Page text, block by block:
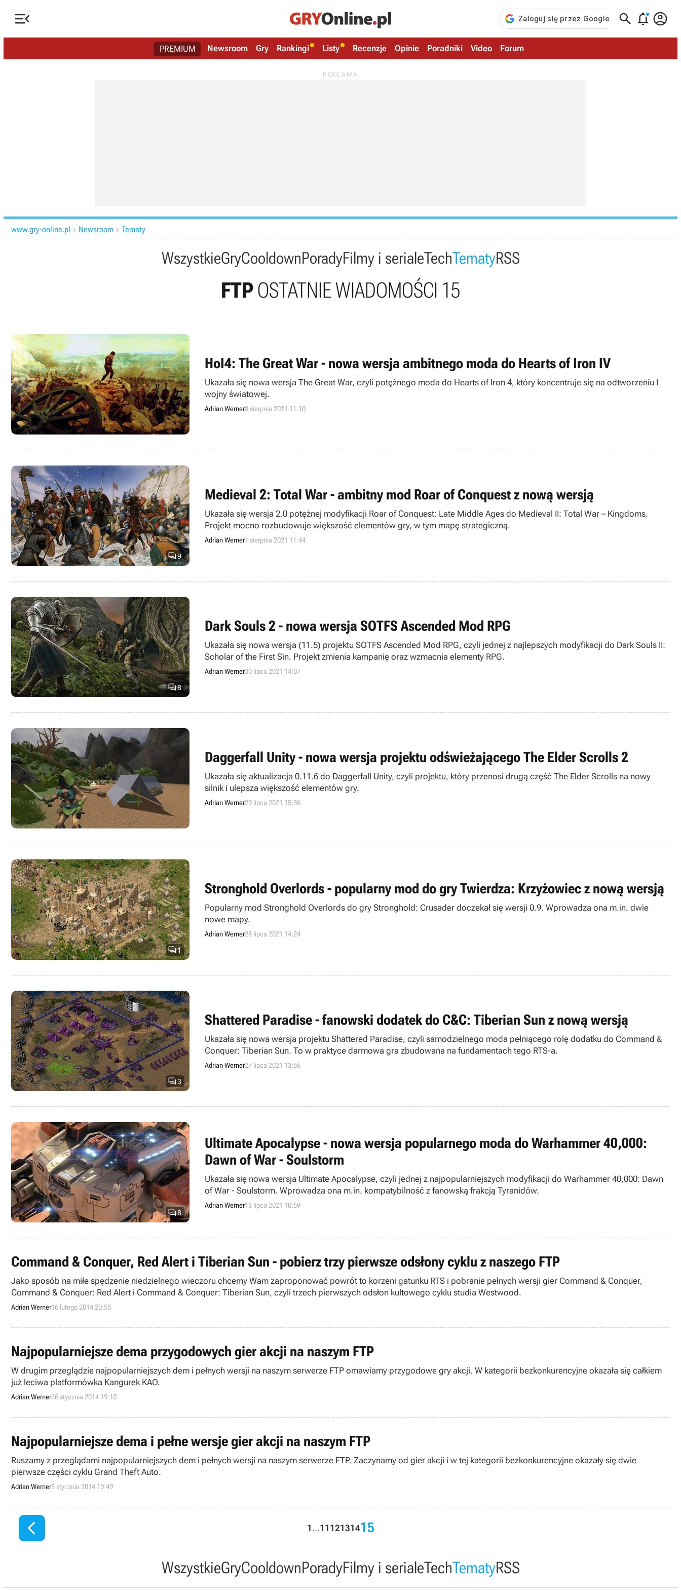
   
PREMIUM Newsroom Gry Rankingi Listy Recenzje Opinie Poradniki Video Forum
www.gry-online.pl  Newsroom  Tematy
WszystkieGryCooldownPoradyFilmy i serialeTechTematyRSS
FTPOSTATNIE WIADOMOŚCI 15
HoI4: The Great War - nowa wersja ambitnego moda do Hearts of Iron IV
Ukazała się nowa wersja The Great War, czyli potężnego moda do Hearts of Iron 4, który koncentruje się na odtworzeniu I
wojny światowej.
Adrian Werner8 sierpnia 2021 11:10
9
Medieval 2: Total War - ambitny mod Roar of Conquest z nową wersją
Ukazała się wersja 2.0 potężnej modyfikacji Roar of Conquest: Late Middle Ages do Medieval II: Total War – Kingdoms.
Projekt mocno rozbudowuje większość elementów gry, w tym mapę strategiczną.
Adrian Werner1 sierpnia 2021 11:44
8
Dark Souls 2 - nowa wersja SOTFS Ascended Mod RPG
Ukazała się nowa wersja (11.5) projektu SOTFS Ascended Mod RPG, czyli jednej z najlepszych modyfikacji do Dark Souls II:
Scholar of the First Sin. Projekt zmienia kampanię oraz wzmacnia elementy RPG.
Adrian Werner30 lipca 2021 14:07
Daggerfall Unity - nowa wersja projektu odświeżającego The Elder Scrolls 2
Ukazała się aktualizacja 0.11.6 do Daggerfall Unity, czyli projektu, który przenosi drugą część The Elder Scrolls na nowy
silnik i ulepsza większość elementów gry.
Adrian Werner29 lipca 2021 15:36
1
Stronghold Overlords - popularny mod do gry Twierdza: Krzyżowiec z nową wersją
Popularny mod Stronghold Overlords do gry Stronghold: Crusader doczekał się wersji 0.9. Wprowadza ona m.in. dwie
nowe mapy.
Adrian Werner28 lipca 2021 14:24
3
Shattered Paradise - fanowski dodatek do C&C: Tiberian Sun z nową wersją
Ukazała się nowa wersja projektu Shattered Paradise, czyli samodzielnego moda pełniącego rolę dodatku do Command &
Conquer: Tiberian Sun. To w praktyce darmowa gra zbudowana na fundamentach tego RTS-a.
Adrian Werner27 lipca 2021 13:56
8
Ultimate Apocalypse - nowa wersja popularnego moda do Warhammer 40,000:
Dawn of War - Soulstorm
Ukazała się nowa wersja Ultimate Apocalypse, czyli jednej z najpopularniejszych modyfikacji do Warhammer 40,000: Dawn
of War - Soulstorm. Wprowadza ona m.in. kompatybilność z fanowską frakcją Tyranidów.
Adrian Werner18 lipca 2021 10:59
Command & Conquer, Red Alert i Tiberian Sun - pobierz trzy pierwsze odsłony cyklu z naszego FTP
Jako sposób na miłe spędzenie niedzielnego wieczoru chcemy Wam zaproponować powrót to korzeni gatunku RTS i pobranie pełnych wersji gier Command & Conquer,
Command & Conquer: Red Alert i Command & Conquer: Tiberian Sun, czyli trzech pierwszych odsłon kultowego cyklu studia Westwood.
Adrian Werner16 lutego 2014 20:55
Najpopularniejsze dema przygodowych gier akcji na naszym FTP
W drugim przeglądzie najpopularniejszych dem i pełnych wersji na naszym serwerze FTP omawiamy przygodowe gry akcji. W kategorii bezkonkurencyjne okazała się całkiem
już leciwa platformówka Kangurek KAO.
Adrian Werner26 stycznia 2014 19:10
Najpopularniejsze dema i pełne wersje gier akcji na naszym FTP
Ruszamy z przeglądami najpopularniejszych dem i pełnych wersji na naszym serwerze FTP. Zaczynamy od gier akcji i w tej kategorii bezkonkurencyjne okazały się dwie
pierwsze części cyklu Grand Theft Auto.
Adrian Werner5 stycznia 2014 19:49
 1 ...1112131415
WszystkieGryCooldownPoradyFilmy i serialeTechTematyRSS